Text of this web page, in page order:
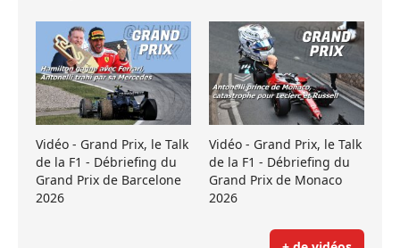
Vidéo - Grand Prix, le Talk
de la F1 - Débriefing du
Grand Prix de Barcelone
2026
Vidéo - Grand Prix, le Talk
de la F1 - Débriefing du
Grand Prix de Monaco
2026